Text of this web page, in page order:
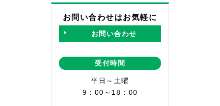
お問い合わせはお気軽に
お問い合わせ
受付時間
平日～土曜
9：00～18：00